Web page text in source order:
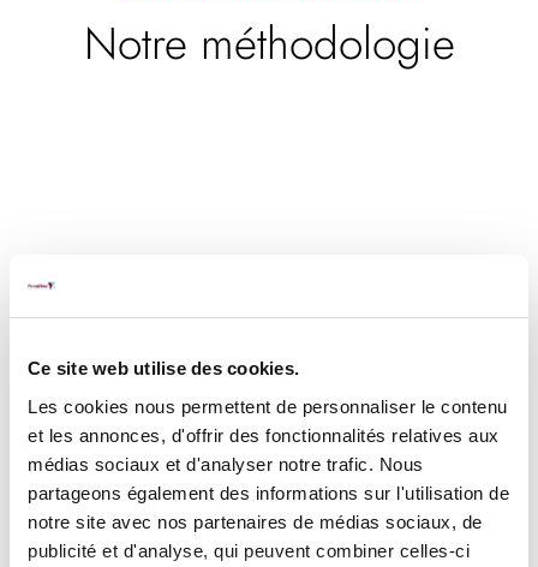
Ce site web utilise des cookies.
Les cookies nous permettent de personnaliser le contenu
et les annonces, d'offrir des fonctionnalités relatives aux
médias sociaux et d'analyser notre trafic. Nous
partageons également des informations sur l'utilisation de
notre site avec nos partenaires de médias sociaux, de
publicité et d'analyse, qui peuvent combiner celles-ci
Notre méthodologie